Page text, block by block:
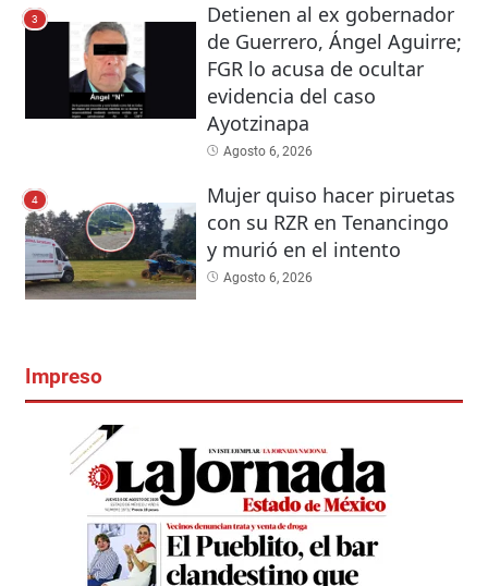
3
Detienen al ex gobernador
de Guerrero, Ángel Aguirre;
FGR lo acusa de ocultar
evidencia del caso
Ayotzinapa
Agosto 6, 2026
4
Mujer quiso hacer piruetas
con su RZR en Tenancingo
y murió en el intento
Agosto 6, 2026
Impreso